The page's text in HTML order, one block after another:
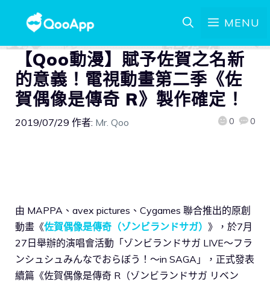
MENU
【Qoo動漫】賦予佐賀之名新
的意義！電視動畫第二季《佐
賀偶像是傳奇 R》製作確定！
2019/07/29 作者: Mr. Qoo 0 0
由 MAPPA、avex pictures、Cygames 聯合推出的原創
動畫《佐賀偶像是傳奇（ゾンビランドサガ） 》，於7月
27日舉辦的演唱會活動「ゾンビランドサガ LIVE～フラ
ンシュシュみんなでおらぼう！～in SAGA」，正式發表
續篇《佐賀偶像是傳奇 R（ゾンビランドサガ リベン